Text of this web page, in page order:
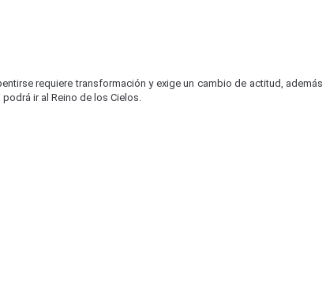
requiere transformación y exige un cambio de actitud,
ir al Reino de los Cielos.